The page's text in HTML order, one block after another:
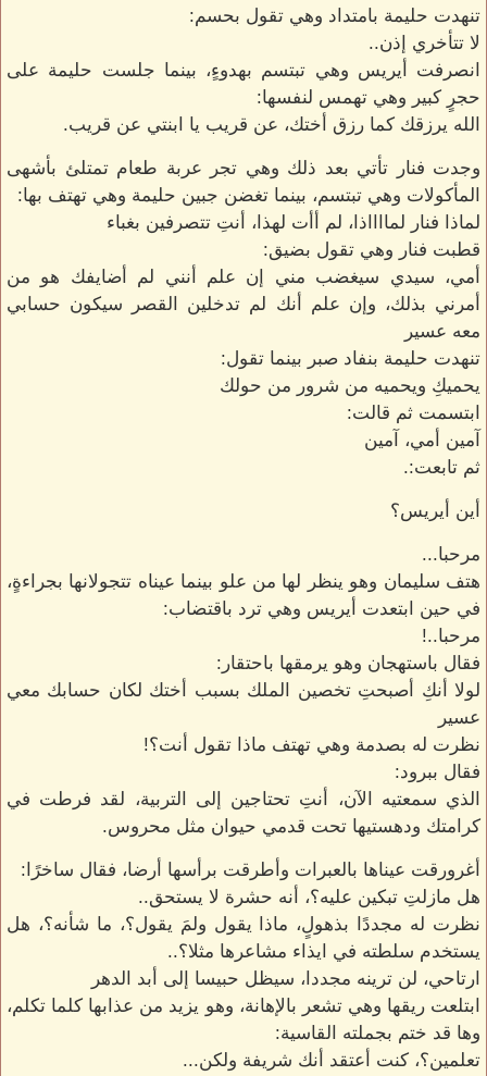
تنهدت حليمة بامتداد وهي تقول بحسم:
لا تتأخري إذن..
انصرفت أيريس وهي تبتسم بهدوءٍ، بينما جلست حليمة على
حجرٍ كبير وهي تهمس لنفسها:
الله يرزقك كما رزق أختك، عن قريب يا ابنتي عن قريب.
وجدت فنار تأتي بعد ذلك وهي تجر عربة طعام تمتلئ بأشهى
المأكولات وهي تبتسم، بينما تغضن جبين حليمة وهي تهتف بها:
لماذا فنار لمااااذا، لم أأت لهذا، أنتِ تتصرفين بغباء
قطبت فنار وهي تقول بضيق:
أمي، سيدي سيغضب مني إن علم أنني لم أضايفك هو من
أمرني بذلك، وإن علم أنك لم تدخلين القصر سيكون حسابي
معه عسير
تنهدت حليمة بنفاد صبر بينما تقول:
يحميكِ ويحميه من شرور من حولك
ابتسمت ثم قالت:
آمين أمي، آمين
ثم تابعت:.
أين أيريس؟
مرحبا...
هتف سليمان وهو ينظر لها من علو بينما عيناه تتجولانها بجراءةٍ،
في حين ابتعدت أيريس وهي ترد باقتضاب:
مرحبا..!
فقال باستهجان وهو يرمقها باحتقار:
لولا أنكِ أصبحتِ تخصين الملك بسبب أختك لكان حسابك معي
عسير
نظرت له بصدمة وهي تهتف ماذا تقول أنت؟!
فقال ببرود:
الذي سمعتيه الآن، أنتِ تحتاجين إلى التربية، لقد فرطت في
كرامتك ودهستيها تحت قدمي حيوان مثل محروس.
أغرورقت عيناها بالعبرات وأطرقت برأسها أرضا، فقال ساخرًا:
هل مازلتِ تبكين عليه؟، أنه حشرة لا يستحق..
نظرت له مجددًا بذهولٍ، ماذا يقول ولمَ يقول؟، ما شأنه؟، هل
يستخدم سلطته في ايذاء مشاعرها مثلا؟..
ارتاحي، لن ترينه مجددا، سيظل حبيسا إلى أبد الدهر
ابتلعت ريقها وهي تشعر بالإهانة، وهو يزيد من عذابها كلما تكلم،
وها قد ختم بجملته القاسية:
تعلمين؟، كنت أعتقد أنك شريفة ولكن...